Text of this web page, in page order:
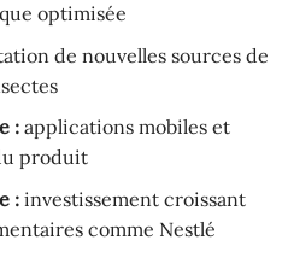
optimisée
de nouvelles sources de
:applications mobiles et
produit
:investissement croissant
comme Nestlé